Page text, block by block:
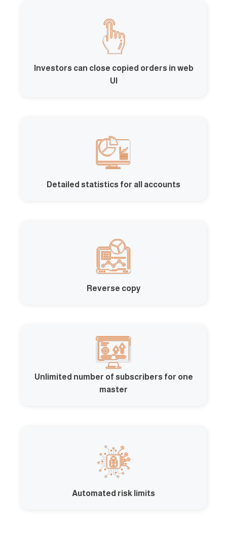
Investors can close copied orders in web
UI
Detailed statistics for all accounts
Reverse copy
Unlimited number of subscribers for one
master
Automated risk limits